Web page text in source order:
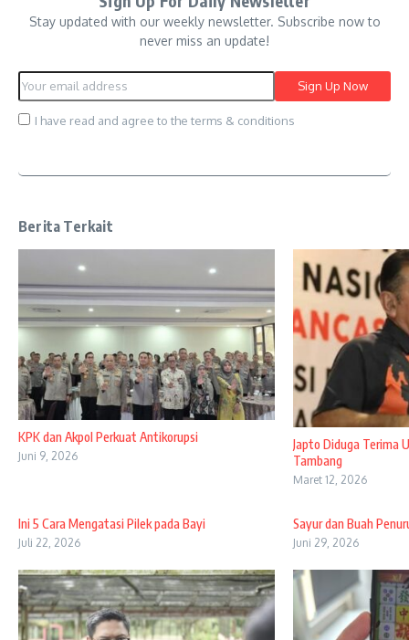
Stay updated with our weekly newsletter. Subscribe now to
never miss an update!
I have read and agree to the terms & conditions
Berita Terkait
KPK dan Akpol Perkuat Antikorupsi
Juni 9, 2026
Japto Diduga Terima
Tambang
Maret 12, 2026
Ini 5 Cara Mengatasi Pilek pada Bayi
Juli 22, 2026
Sayur dan Buah
Juni 29, 2026